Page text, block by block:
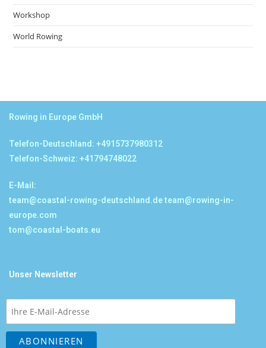
Workshop
World Rowing
Rowing in Europe GmbH
Telefon-Deutschland: +4915737980312
Telefon-Schweiz: +41794748022
E-Mail:
team@coastal-rowing-deutschland.deteam@rowing-in-
europe.com
tom@coastal-boats.eu
Unser Newsletter